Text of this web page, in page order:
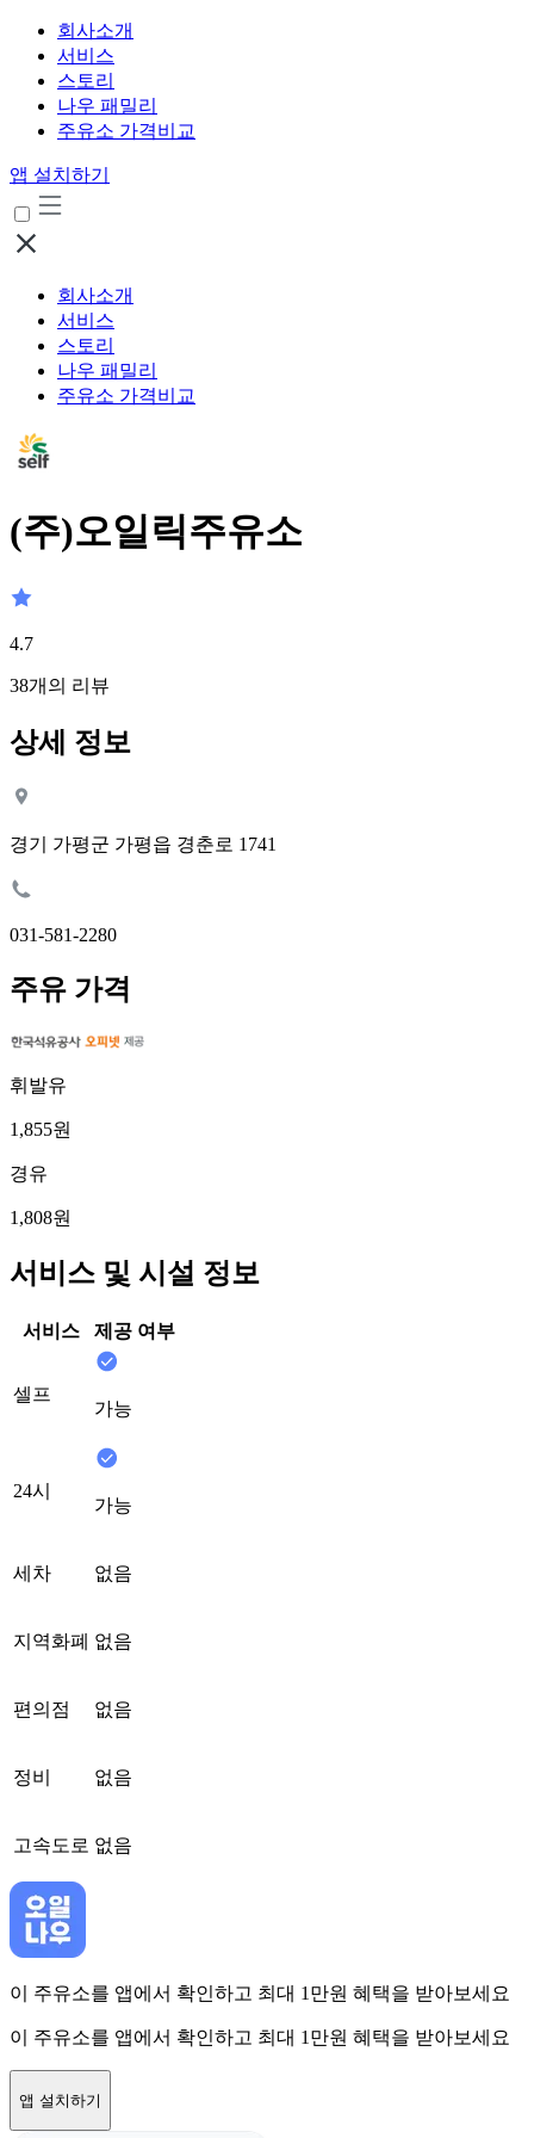
회사소개
서비스
스토리
나우 패밀리
주유소 가격비교
앱 설치하기
회사소개
서비스
스토리
나우 패밀리
주유소 가격비교
(주)오일릭주유소
4.7
38개의 리뷰
상세 정보
경기 가평군 가평읍 경춘로 1741
031-581-2280
주유 가격
휘발유
1,855원
경유
1,808원
서비스 및 시설 정보
서비스 제공 여부
셀프
가능
24시
가능
세차 없음
지역화폐 없음
편의점 없음
정비 없음
고속도로 없음
이 주유소를 앱에서 확인하고 최대 1만원 혜택을 받아보세요
이 주유소를 앱에서 확인하고 최대 1만원 혜택을 받아보세요
앱 설치하기